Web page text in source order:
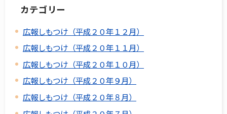
カテゴリー
広報しもつけ（平成２０年１２月）
広報しもつけ（平成２０年１１月）
広報しもつけ（平成２０年１０月）
広報しもつけ（平成２０年９月）
広報しもつけ（平成２０年８月）